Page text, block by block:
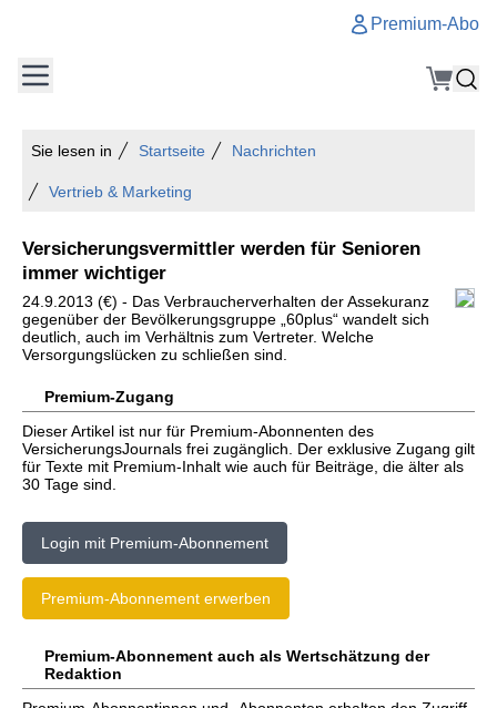
Premium-Abo
Sie lesen in Startseite Nachrichten
Vertrieb & Marketing
Versicherungsvermittler werden für Senioren
immer wichtiger
24.9.2013 (€) - Das Verbraucherverhalten der Assekuranz
gegenüber der Bevölkerungsgruppe „60plus“ wandelt sich
deutlich, auch im Verhältnis zum Vertreter. Welche
Versorgungslücken zu schließen sind.
Premium-Zugang
Dieser Artikel ist nur für Premium-Abonnenten des
VersicherungsJournals frei zugänglich. Der exklusive Zugang gilt
für Texte mit Premium-Inhalt wie auch für Beiträge, die älter als
30 Tage sind.
Login mit Premium-Abonnement
Premium-Abonnement erwerben
Premium-Abonnement auch als Wertschätzung der
Redaktion